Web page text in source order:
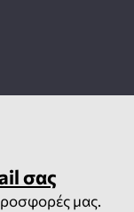
σας
μας.